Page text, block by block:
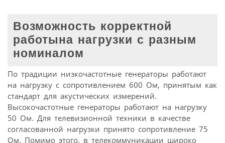
Возможность корректной
работына нагрузки с разным
номиналом
По традиции низкочастотные генераторы работают
на нагрузку с сопротивлением 600 Ом, принятым как
стандарт для акустических измерений.
Высокочастотные генераторы работают на нагрузку
50 Ом. Для телевизионной техники в качестве
согласованной нагрузки принято сопротивление 75
Ом. Помимо этого, в телекоммуникации широко